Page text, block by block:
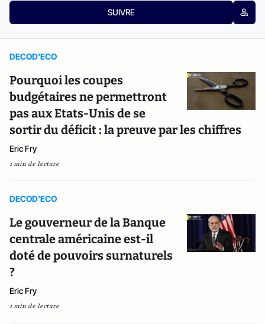
SUIVRE
DECOD'ECO
Pourquoi les coupes
budgétaires ne permettront
pas aux Etats-Unis de se
sortir du déficit : la preuve par les chiffres
Eric Fry
1 min de lecture
DECOD'ECO
Le gouverneur de la Banque
centrale américaine est-il
doté de pouvoirs surnaturels
?
Eric Fry
1 min de lecture